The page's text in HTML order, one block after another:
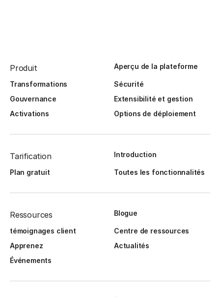
Produit Aperçu de la plateforme
Transformations
Sécurité
Gouvernance
Extensibilité et gestion
Activations
Options de déploiement
Tarification Introduction
Plan gratuit Toutes les fonctionnalités
Ressources Blogue
témoignages client
Centre de ressources
Apprenez
Actualités
Événements